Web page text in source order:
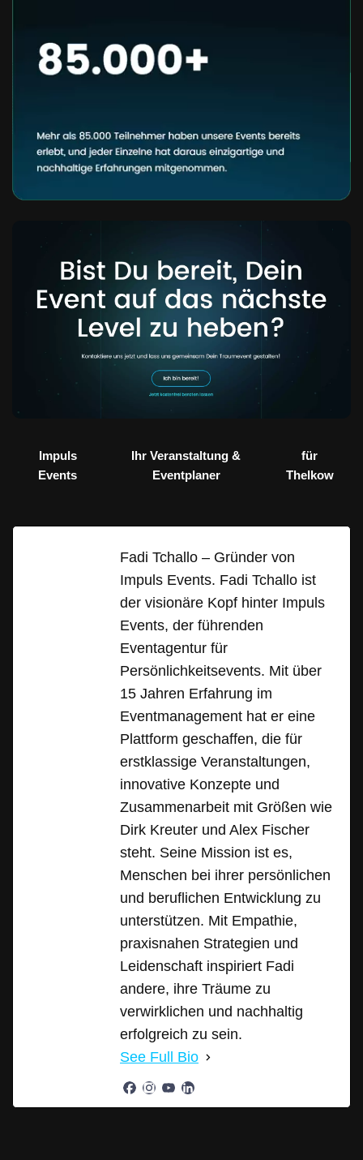
Impuls
Events
Ihr Veranstaltung &
Eventplaner
für
Thelkow
Fadi Tchallo – Gründer von
Impuls Events. Fadi Tchallo ist
der visionäre Kopf hinter Impuls
Events, der führenden
Eventagentur für
Persönlichkeitsevents. Mit über
15 Jahren Erfahrung im
Eventmanagement hat er eine
Plattform geschaffen, die für
erstklassige Veranstaltungen,
innovative Konzepte und
Zusammenarbeit mit Größen wie
Dirk Kreuter und Alex Fischer
steht. Seine Mission ist es,
Menschen bei ihrer persönlichen
und beruflichen Entwicklung zu
unterstützen. Mit Empathie,
praxisnahen Strategien und
Leidenschaft inspiriert Fadi
andere, ihre Träume zu
verwirklichen und nachhaltig
erfolgreich zu sein.
See Full Bio